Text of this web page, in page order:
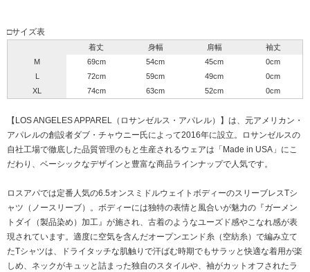
□サイズ表
着丈 身幅 肩幅
袖丈
M
69cm 54cm 45cm
0cm
L
72cm 59cm 49cm
0cm
XL
74cm 63cm 52cm 0cm
【LOS ANGELES APPAREL（ロサンゼルス・アパレル）】は、元アメリカン・
アパレルの創設者ダブ・チャウニー氏によって2016年に設立。ロサンゼルスの
自社工場で徹底した品質管理のもと生産されるウェアは「Made in USA」にこ
だわり、ベーシックなデザインと豊富な商品ラインナップで人気です。
ロスアパでは定番人気の6.5オンスミドルウェイトボディーのスリーブレスTシ
ャツ（ノースリーブ）。ボディーには独特の表情と風合いが魅力の『ガーメン
トダイ（製品染め）加工』が施され、古着のようなユーズド感やこなれ感が表
現されています。適度に空気を含んだオープンエンド糸（空紡糸）で編み立て
たTシャツは、ドライタッチな肌触りで汗ばむ時期でもサラッと快適な着用が楽
しめ、ネックがキュッと詰まった独自のスタイルや、袖がカットオフされたラ